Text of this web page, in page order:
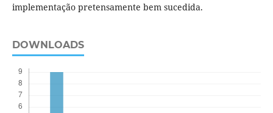
implementação pretensamente bem sucedida.
DOWNLOADS